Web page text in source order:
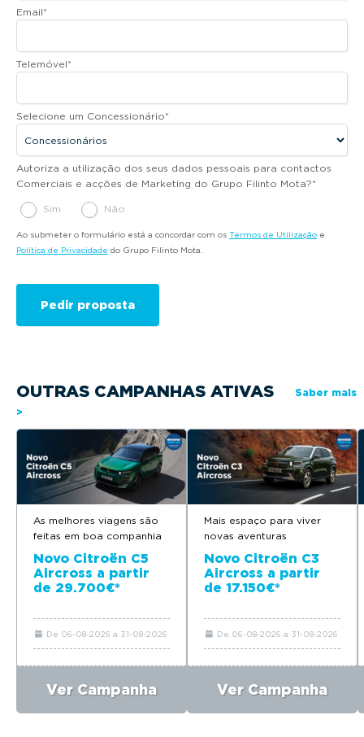
Email*
Telemóvel*
Selecione um Concessionário*
Autoriza a utilização dos seus dados pessoais para contactos
Comerciais e acções de Marketing do Grupo Filinto Mota?*
Sim Não
Ao submeter o formulário está a concordar com os Termos de Utilização e
Política de Privacidade do Grupo Filinto Mota.
OUTRAS CAMPANHAS ATIVAS
Saber mais
>
As melhores viagens são
feitas em boa companhia
Novo Citroën C5
Aircross a partir
de 29.700€*
De 06-08-2026 a 31-08-2026
Ver Campanha
Mais espaço para viver
novas aventuras
Novo Citroën C3
Aircross a partir
de 17.150€*
De 06-08-2026 a 31-08-2026
Ver Campanha